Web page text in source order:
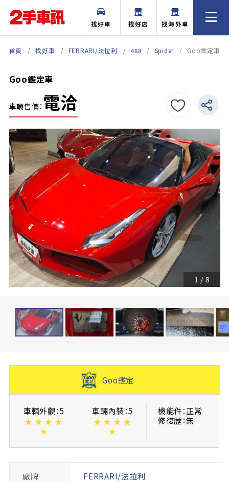
找好車 找好店 找海外車
首頁 找好車 FERRARI/法拉利 488 Spider Goo鑑定車
Goo鑑定車
車輛售價： 電洽
1 / 8
Goo鑑定
車輛外觀：5
★ ★ ★ ★
★
車輛內裝：5
★ ★ ★ ★
★
機能件：正常
修復歴：無
廠牌 FERRARI/法拉利